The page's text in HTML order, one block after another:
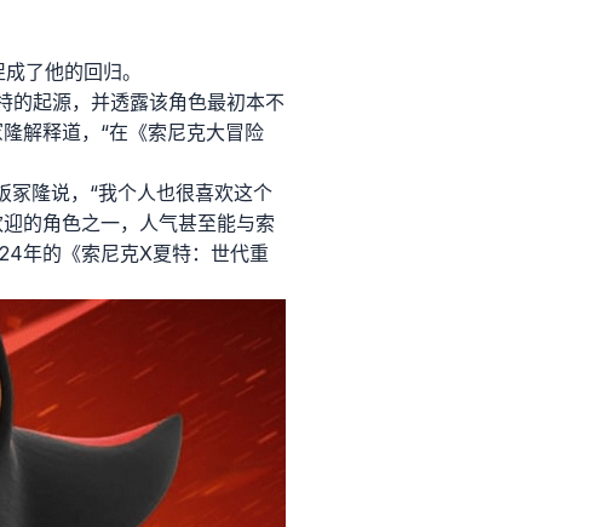
了他的回归。
的起源，并透露该角色最初本不
解释道，“在《索尼克大冒险
冢隆说，“我个人也很喜欢这个
的角色之一，人气甚至能与索
年的《索尼克X夏特：世代重